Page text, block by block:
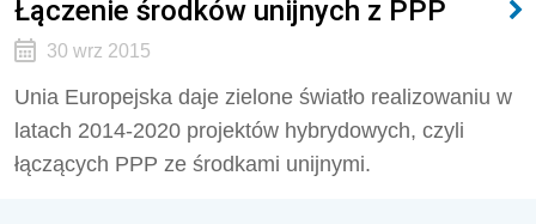
Łączenie środków unijnych z PPP
30 wrz 2015
Unia Europejska daje zielone światło realizowaniu w
latach 2014-2020 projektów hybrydowych, czyli
łączących PPP ze środkami unijnymi.